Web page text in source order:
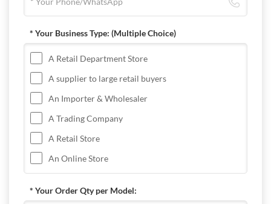
* Your Business Type: (Multiple Choice)
A Retail Department Store
A supplier to large retail buyers
An Importer & Wholesaler
A Trading Company
A Retail Store
An Online Store
* Your Order Qty per Model: